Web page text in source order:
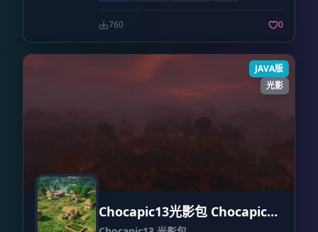
760 0
JAVA版
光影
Chocapic13光影包 Chocapic13
Shaders